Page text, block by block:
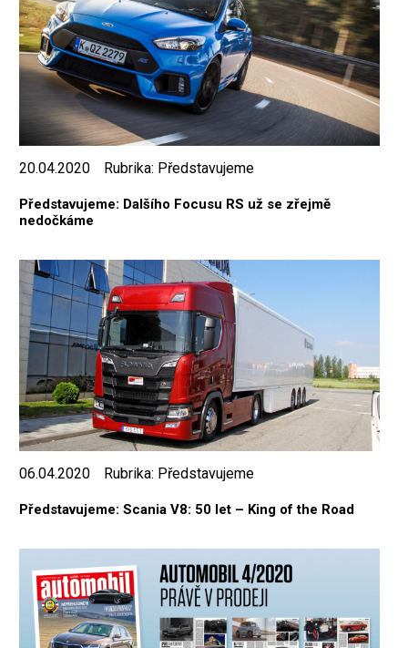
20.04.2020 Rubrika: Představujeme
Představujeme: Dalšího Focusu RS už se zřejmě
nedočkáme
06.04.2020 Rubrika: Představujeme
Představujeme: Scania V8: 50 let – King of the Road